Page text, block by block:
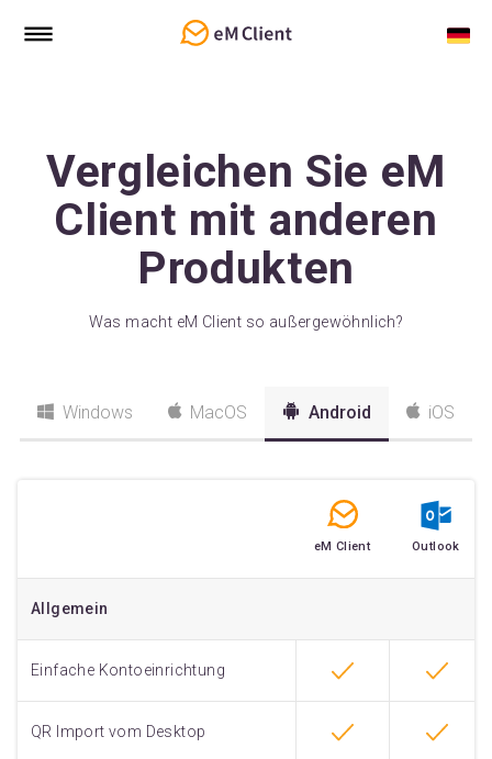
Vergleichen Sie eM
Client mit anderen
Produkten
Was macht eM Client so außergewöhnlich?
Windows MacOS Android iOS
Allgemein
Einfache Kontoeinrichtung
QR Import vom Desktop